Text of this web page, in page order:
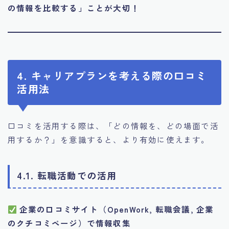
の情報を比較する」ことが大切！
4. キャリアプランを考える際の口コミ
活用法
口コミを活用する際は、「どの情報を、どの場面で活
用するか？」を意識すると、より有効に使えます。
4.1. 転職活動での活用
企業の口コミサイト（OpenWork, 転職会議, 企業
のクチコミページ）で情報収集